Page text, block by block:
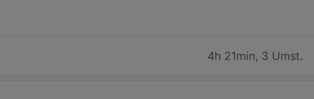
4h 21min, 3 Umst.